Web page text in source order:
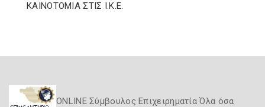
ΚΑΙΝΟΤΟΜΙΑ ΣΤΙΣ Ι.Κ.Ε.
ONLINE Σύμβουλος Επιχειρηματία Όλα όσα